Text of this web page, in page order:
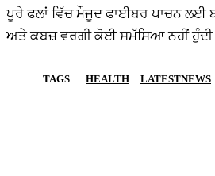
ਪੂਰੇ ਫਲਾਂ ਵਿੱਚ ਮੌਜੂਦ ਫਾਈਬਰ ਪਾਚਨ ਲਈ
ਅਤੇ ਕਬਜ਼ ਵਰਗੀ ਕੋਈ ਸਮੱਸਿਆ ਨਹੀਂ
TAGS HEALTH LATESTNEWS